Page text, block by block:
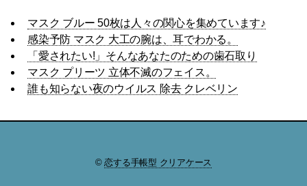
マスク ブルー 50枚は人々の関心を集めています♪
感染予防 マスク 大工の腕は、耳でわかる。
「愛されたい!」そんなあなたのための歯石取り
マスク プリーツ 立体不滅のフェイス。
誰も知らない夜のウイルス 除去 クレベリン
©恋する手帳型 クリアケース